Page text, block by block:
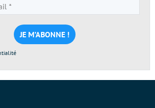
e-
mail
*